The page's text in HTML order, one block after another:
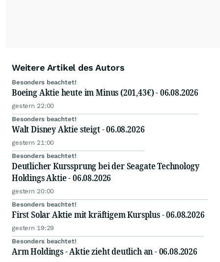
Weitere Artikel des Autors
Besonders beachtet!
Boeing Aktie heute im Minus (201,43€) - 06.08.2026
gestern 22:00
Besonders beachtet!
Walt Disney Aktie steigt - 06.08.2026
gestern 21:00
Besonders beachtet!
Deutlicher Kurssprung bei der Seagate Technology
Holdings Aktie - 06.08.2026
gestern 20:00
Besonders beachtet!
First Solar Aktie mit kräftigem Kursplus - 06.08.2026
gestern 19:29
Besonders beachtet!
Arm Holdings - Aktie zieht deutlich an - 06.08.2026